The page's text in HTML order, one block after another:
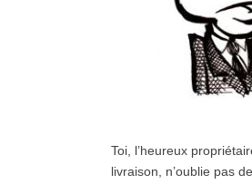
Toi, l’heureux
livraison, n’oublie pas